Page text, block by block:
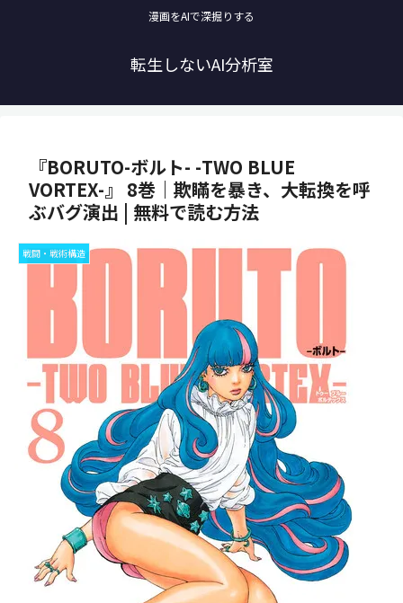
漫画をAIで深掘りする
転生しないAI分析室
『BORUTO-ボルト- -TWO BLUE
VORTEX-』 8巻｜欺瞞を暴き、大転換を呼
ぶバグ演出 | 無料で読む方法
戦闘・戦術構造